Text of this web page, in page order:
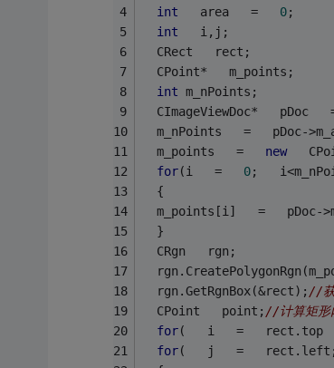
int
   area   =
0;
int
   i,j;
  CRect   rect;
  CPoint*   m_points;
int m_nPoints;
CImageViewDoc*   pDoc
m_nPoints   =   pDoc-
  m_points   =
new
for(i   = 0;
  {
m_points[i]   =
  }
  CRgn   rgn;
  rgn.GetRgnBox(&rect);
//
  CPoint   point;
//计算矩形
for(   i   =   rect.top
for(   j   =